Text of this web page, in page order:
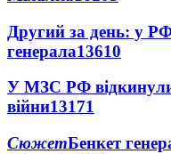
Другий за день: у
генерала13610
У МЗС РФ
війни13171
СюжетБенкет